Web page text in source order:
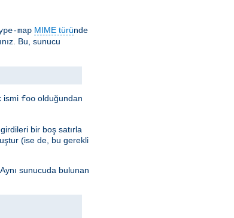
map MIME türünde
Bu, sunucu
ismi foo olduğundan
bir boş satırla
(ise de, bu gerekli
sunucuda bulunan